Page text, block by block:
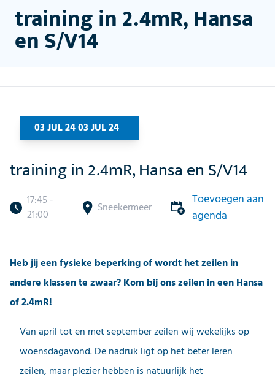
training in 2.4mR, Hansa
en S/V14
03 JUL 24 03 JUL 24
training in 2.4mR, Hansa en S/V14
17:45 -
21:00
Sneekermeer
Toevoegen aan
agenda
Heb jij een fysieke beperking of wordt het zeilen in
andere klassen te zwaar? Kom bij ons zeilen in een Hansa
of 2.4mR!
Van april tot en met september zeilen wij wekelijks op
woensdagavond. De nadruk ligt op het beter leren
zeilen, maar plezier hebben is natuurlijk het